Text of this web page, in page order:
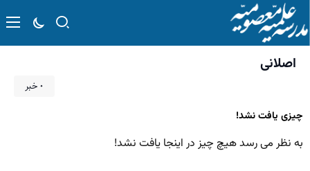
اصلانی
۰ خبر
چیزی یافت نشد!
به نظر می رسد هیچ چیز در اینجا یافت نشد!